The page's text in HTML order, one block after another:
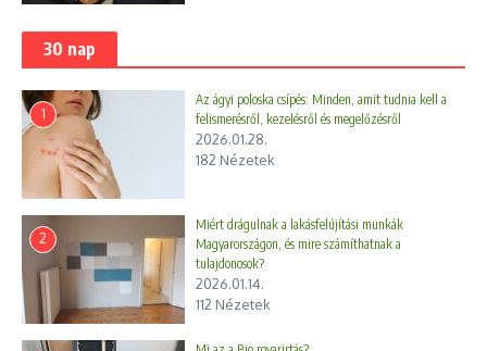
30 nap
1
Az ágyi poloska csípés: Minden, amit tudnia kell a
felismerésről, kezelésről és megelőzésről
2026.01.28.
182 Nézetek
2
Miért drágulnak a lakásfelújítási munkák
Magyarországon, és mire számíthatnak a
tulajdonosok?
2026.01.14.
112 Nézetek